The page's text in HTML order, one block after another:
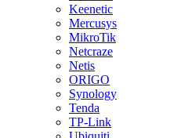
Keenetic
Mercusys
MikroTik
Netcraze
Netis
ORIGO
Synology
Tenda
TP-Link